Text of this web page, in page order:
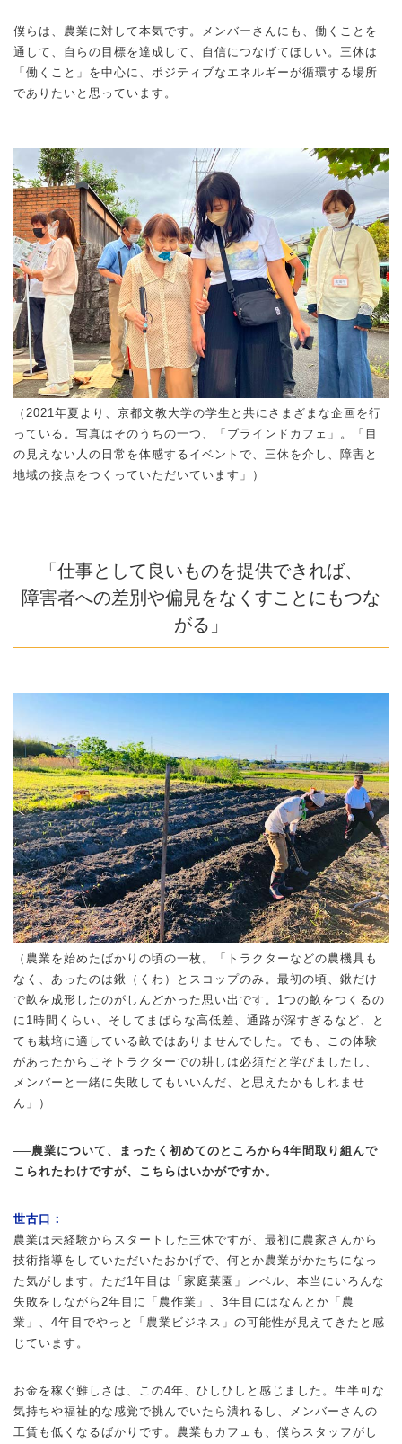
僕らは、農業に対して本気です。メンバーさんにも、働くことを
通して、自らの目標を達成して、自信につなげてほしい。三休は
「働くこと」を中心に、ポジティブなエネルギーが循環する場所
でありたいと思っています。
（2021年夏より、京都文教大学の学生と共にさまざまな企画を行
っている。写真はそのうちの一つ、「ブラインドカフェ」。「目
の見えない人の日常を体感するイベントで、三休を介し、障害と
地域の接点をつくっていただいています」）
「仕事として良いものを提供できれば、
障害者への差別や偏見をなくすことにもつな
がる」
（農業を始めたばかりの頃の一枚。「トラクターなどの農機具も
なく、あったのは鍬（くわ）とスコップのみ。最初の頃、鍬だけ
で畝を成形したのがしんどかった思い出です。1つの畝をつくるの
に1時間くらい、そしてまばらな高低差、通路が深すぎるなど、と
ても栽培に適している畝ではありませんでした。でも、この体験
があったからこそトラクターでの耕しは必須だと学びましたし、
メンバーと一緒に失敗してもいいんだ、と思えたかもしれませ
ん」）
──農業について、まったく初めてのところから4年間取り組んで
こられたわけですが、こちらはいかがですか。
世古口：
農業は未経験からスタートした三休ですが、最初に農家さんから
技術指導をしていただいたおかげで、何とか農業がかたちになっ
た気がします。ただ1年目は「家庭菜園」レベル、本当にいろんな
失敗をしながら2年目に「農作業」、3年目にはなんとか「農
業」、4年目でやっと「農業ビジネス」の可能性が見えてきたと感
じています。
お金を稼ぐ難しさは、この4年、ひしひしと感じました。生半可な
気持ちや福祉的な感覚で挑んでいたら潰れるし、メンバーさんの
工賃も低くなるばかりです。農業もカフェも、僕らスタッフがし